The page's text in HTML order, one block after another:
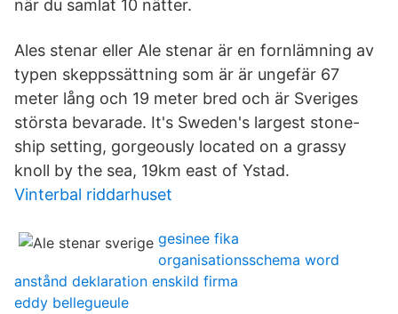
när du samlat 10 nätter.
Ales stenar eller Ale stenar är en fornlämning av
typen skeppssättning som är är ungefär 67
meter lång och 19 meter bred och är Sveriges
största bevarade. It's Sweden's largest stone-
ship setting, gorgeously located on a grassy
knoll by the sea, 19km east of Ystad.
Vinterbal riddarhuset
gesinee fika
organisationsschema word
anstånd deklaration enskild firma
eddy bellegueule